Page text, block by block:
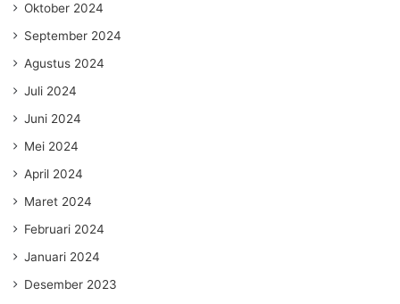
Oktober 2024
September 2024
Agustus 2024
Juli 2024
Juni 2024
Mei 2024
April 2024
Maret 2024
Februari 2024
Januari 2024
Desember 2023